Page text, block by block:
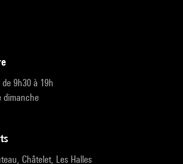
9h30 à 19h
dimanche
Châtelet, Les Halles